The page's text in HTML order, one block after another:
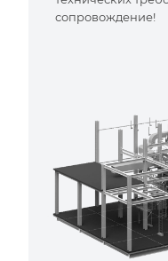
сопровождение!